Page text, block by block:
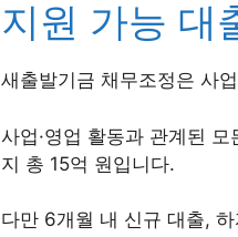
지원 가능 대
새출발기금 채무조정은 사
사업·영업 활동과 관계된
지 총 15억 원입니다.
다만 6개월 내 신규 대출,